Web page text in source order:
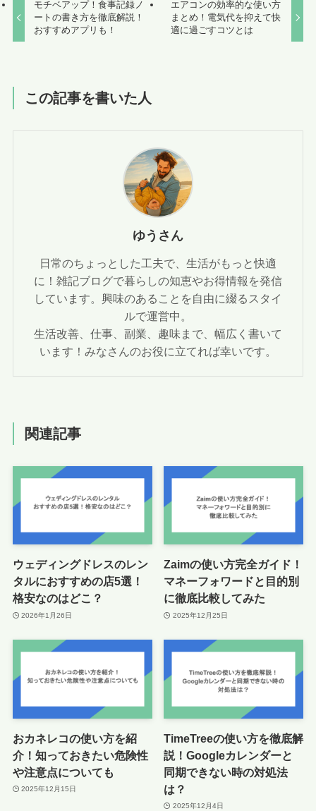
モチベアップ！食事記録ノ
ートの書き方を徹底解説！
おすすめアプリも！
エアコンの効率的な使い方
まとめ！電気代を抑えて快
適に過ごすコツとは
この記事を書いた人
ゆうさん
日常のちょっとした工夫で、生活がもっと快適
に！雑記ブログで暮らしの知恵やお得情報を発信
しています。興味のあることを自由に綴るスタイ
ルで運営中。
生活改善、仕事、副業、趣味まで、幅広く書いて
います！みなさんのお役に立てれば幸いです。
関連記事
ウェディングドレスのレン
タルにおすすめの店5選！
格安なのはどこ？
2026年1月26日
Zaimの使い方完全ガイド！
マネーフォワードと目的別
に徹底比較してみた
2025年12月25日
おカネレコの使い方を紹
介！知っておきたい危険性
や注意点についても
2025年12月15日
TimeTreeの使い方を徹底解
説！Googleカレンダーと
同期できない時の対処法
は？
2025年12月4日